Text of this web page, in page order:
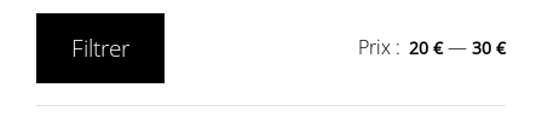
Filtrer Prix : 20 €—30 €